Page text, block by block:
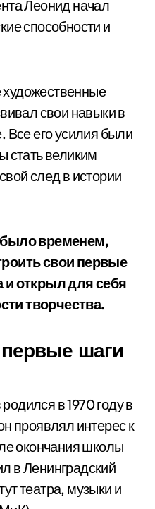
Леонид начал
способности и
свои навыки в
Все его усилия были
стать великим
след в истории
было временем,
свои первые
и открыл для себя
творчества.
шаги
в 1970 году в
проявлял интерес к
окончания школы
в Ленинградский
театра, музыки и